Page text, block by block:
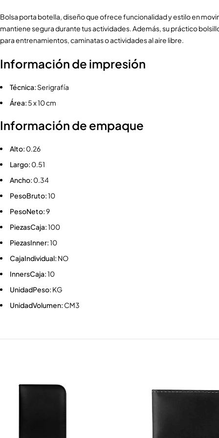
Bolsa porta botella, diseño que ofrece funcionalidad y estilo en
mantiene segura durante tus actividades. Además, su práctico
para entrenamientos, caminatas o actividades al aire libre.
Información de impresión
Técnica: Serigrafía
Área: 5 x 10 cm
Información de empaque
Alto: 0.26
Largo: 0.51
Ancho: 0.34
PesoBruto:10
PesoNeto:9
PiezasCaja:100
PiezasInner:10
CajaIndividual: NO
InnersCaja:10
UnidadPeso: KG
UnidadVolumen: CM3